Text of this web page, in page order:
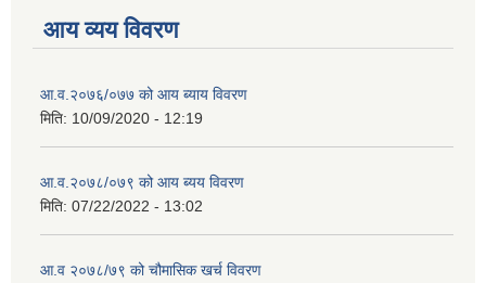
आय व्यय विवरण
आ.व.२०७६/०७७ को आय ब्याय विवरण
मिति: 10/09/2020 - 12:19
आ.व.२०७८/०७९ को आय ब्यय विवरण
मिति: 07/22/2022 - 13:02
आ.व २०७८/७९ को चौमासिक खर्च विवरण